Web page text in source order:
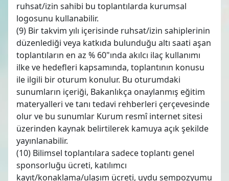
ruhsat/izin sahibi bu toplantılarda kurumsal
logosunu kullanabilir.
(9) Bir takvim yılı içerisinde ruhsat/izin sahiplerinin
düzenlediği veya katkıda bulunduğu altı saati aşan
toplantıların en az % 60"ında akılcı ilaç kullanımı
ilke ve hedefleri kapsamında, toplantının konusu
ile ilgili bir oturum konulur. Bu oturumdaki
sunumların içeriği, Bakanlıkça onaylanmış eğitim
materyalleri ve tanı tedavi rehberleri çerçevesinde
olur ve bu sunumlar Kurum resmî internet sitesi
üzerinden kaynak belirtilerek kamuya açık şekilde
yayınlanabilir.
(10) Bilimsel toplantılara sadece toplantı genel
sponsorluğu ücreti, katılımcı
kayıt/konaklama/ulaşım ücreti, uydu sempozyumu